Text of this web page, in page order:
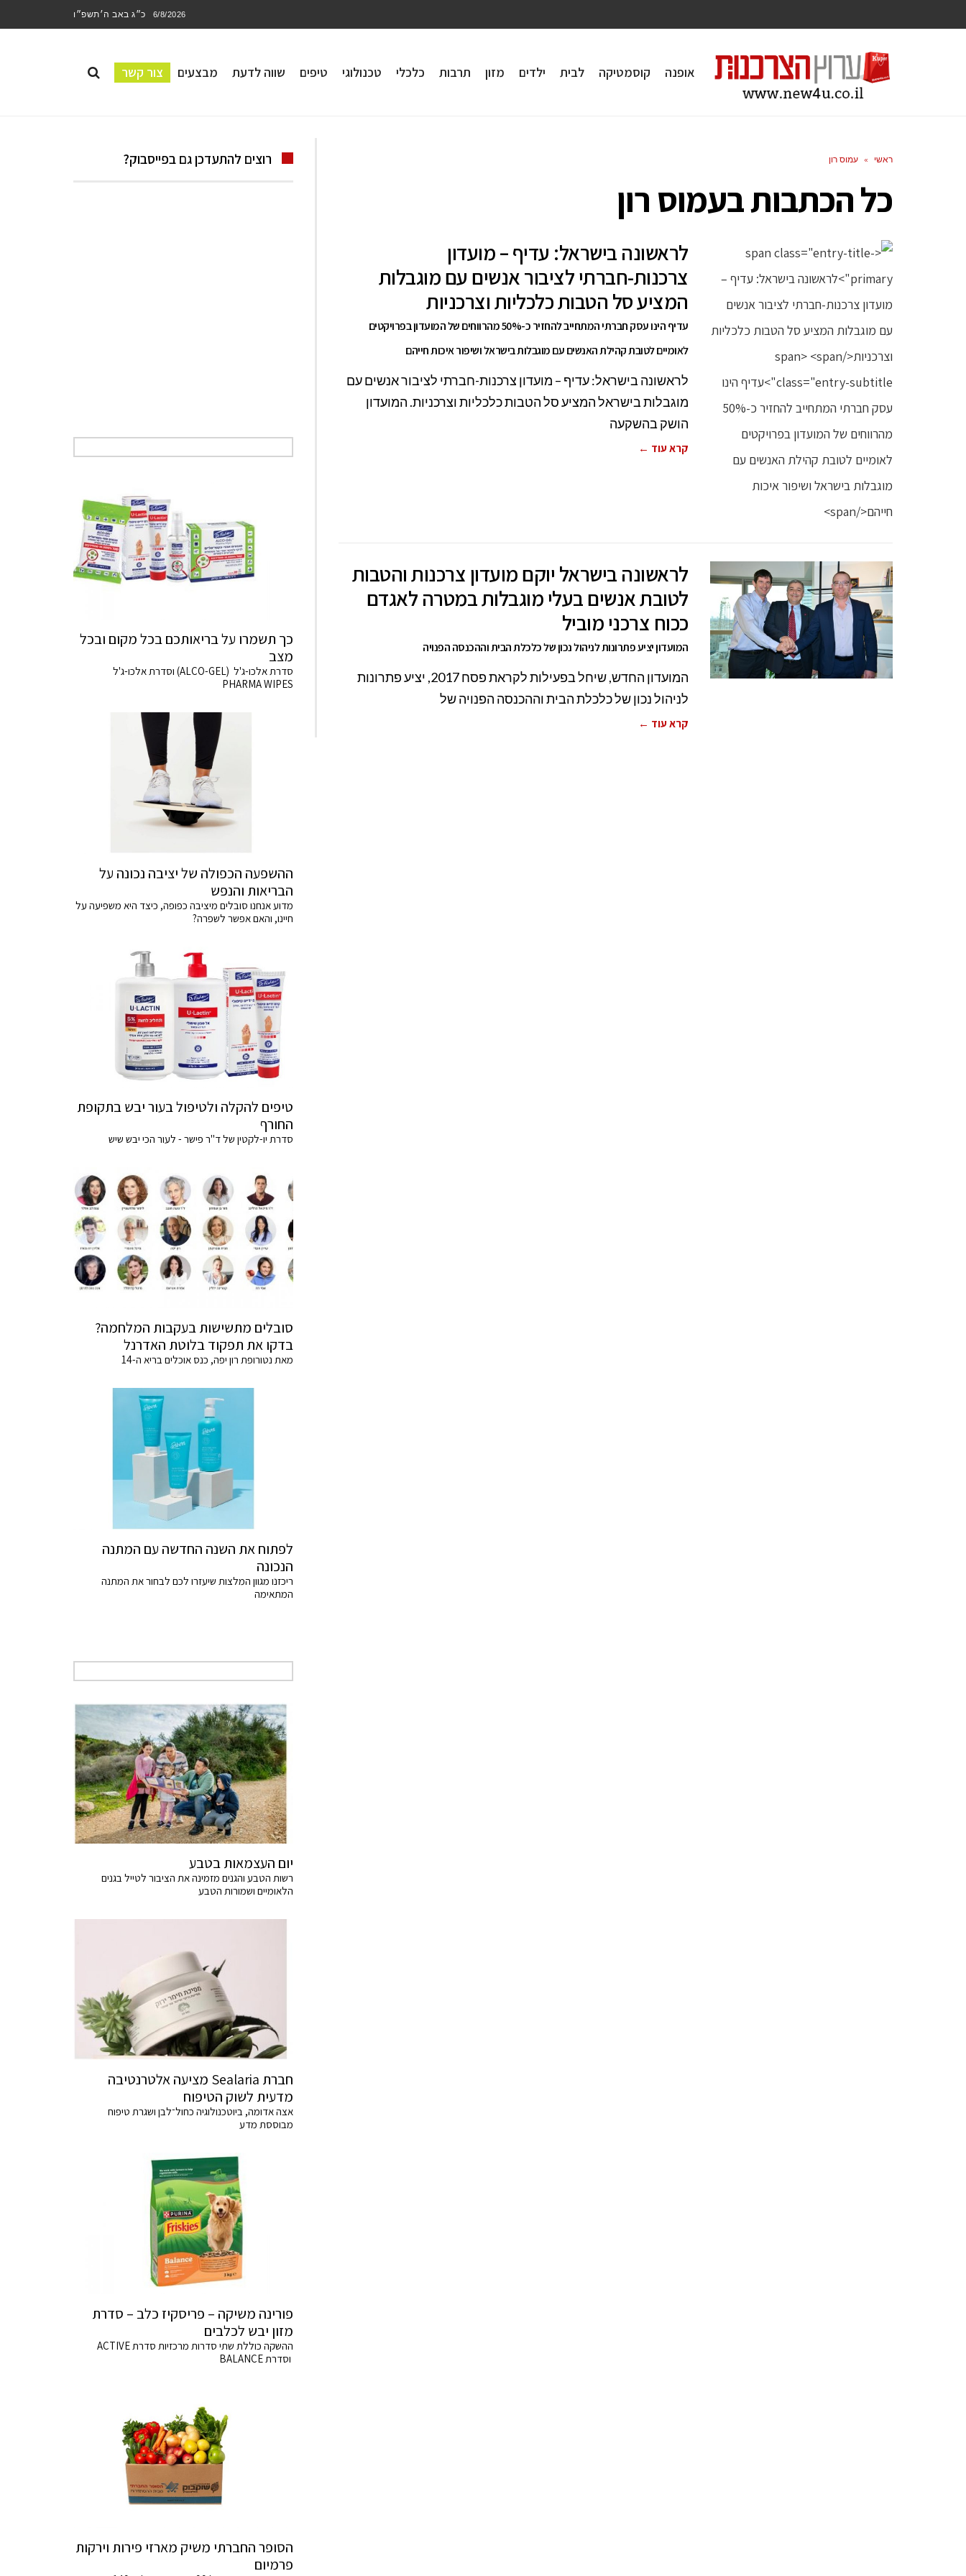
6/8/2026 כ״ג באב ה׳תשפ״ו
אופנה קוסמטיקה לבית ילדים מזון תרבות כלכלי טכנולוגי טיפים שווה לדעת מבצעים צור קשר
ראשי » עמוס רון
כל הכתבות בעמוס רון
לראשונה בישראל: עדיף – מועדון
צרכנות-חברתי לציבור אנשים עם מוגבלות
המציע סל הטבות כלכליות וצרכניות
עדיף הינו עסק חברתי המתחייב להחזיר כ-50% מהרווחים של המועדון בפרויקטים
לאומיים לטובת קהילת האנשים עם מוגבלות בישראל ושיפור איכות חייהם
לראשונה בישראל: עדיף – מועדון צרכנות-חברתי לציבור אנשים עם
מוגבלות בישראל המציע סל הטבות כלכליות וצרכניות. המועדון
הושק בהשקעה
קרא עוד ←
לראשונה בישראל יוקם מועדון צרכנות והטבות
לטובת אנשים בעלי מוגבלות במטרה לאגדם
ככוח צרכני מוביל
המועדון יציע פתרונות לניהול נכון של כלכלת הבית וההכנסה הפנויה
המועדון החדש, שיחל בפעילות לקראת פסח 2017, יציע פתרונות
לניהול נכון של כלכלת הבית וההכנסה הפנויה של
קרא עוד ←
רוצים להתעדכן גם בפייסבוק?
כך תשמרו על בריאותכם בכל מקום ובכל
מצב
סדרת אלכו-ג'ל (ALCO-GEL) וסדרת אלכו-ג'ל
PHARMA WIPES
ההשפעה הכפולה של יציבה נכונה על
הבריאות והנפש
מדוע אנחנו סובלים מיציבה כפופה, כיצד היא משפיעה על
חיינו, והאם אפשר לשפרה?
טיפים להקלה ולטיפול בעור יבש בתקופת
החורף
סדרת יו-לקטין של ד"ר פישר - לעור הכי יבש שיש
סובלים מתשישות בעקבות המלחמה?
בדקו את תפקוד בלוטת האדרנל
מאת נטורופת רון יפה, כנס אוכלים בריא ה-14
לפתוח את השנה החדשה עם המתנה
הנכונה
ריכזנו מגוון המלצות שיעזרו לכם לבחור את המתנה
המתאימה
יום העצמאות בטבע
רשות הטבע והגנים מזמינה את הציבור לטייל בגנים
הלאומיים ושמורות הטבע
חברת Sealaria מציעה אלטרנטיבה
מדעית לשוק הטיפוח
אצה אדומה, ביוטכנולוגיה כחול־לבן ושגרת טיפוח
מבוססת מדע
פורינה משיקה – פריסקיז כלב – סדרת
מזון יבש לכלבים
ההשקה כוללת שתי סדרות מרכזיות סדרת ACTIVE
וסדרת BALANCE
הסופר החברתי משיק מארזי פירות וירקות
פרמיום